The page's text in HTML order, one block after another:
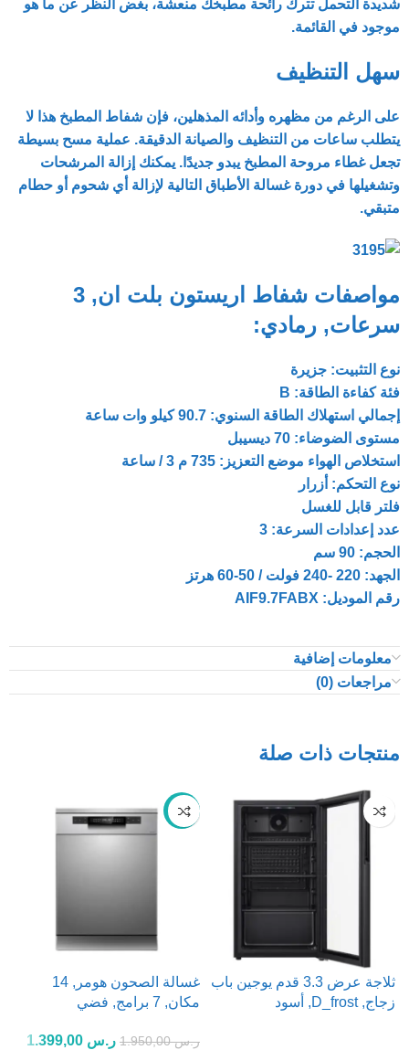
شديدة التحمل تترك رائحة مطبخك منعشة، بغض النظر عن ما هو
موجود في القائمة.
سهل التنظيف
على الرغم من مظهره وأدائه المذهلين، فإن شفاط المطبخ هذا لا
يتطلب ساعات من التنظيف والصيانة الدقيقة. عملية مسح بسيطة
تجعل غطاء مروحة المطبخ يبدو جديدًا. يمكنك إزالة المرشحات
وتشغيلها في دورة غسالة الأطباق التالية لإزالة أي شحوم أو حطام
متبقي.
مواصفات شفاط اريستون بلت ان, 3
سرعات, رمادي:
نوع التثبيت: جزيرة
فئة كفاءة الطاقة: B
إجمالي استهلاك الطاقة السنوي: 90.7 كيلو وات ساعة
مستوى الضوضاء: 70 ديسيبل
استخلاص الهواء موضع التعزيز: 735 م 3 / ساعة
نوع التحكم: أزرار
فلتر قابل للغسل
عدد إعدادات السرعة: 3
الحجم: 90 سم
الجهد: 220 -240 فولت / 50-60 هرتز
رقم الموديل: AIF9.7FABX
معلومات إضافية
مراجعات (0)
منتجات ذات صلة
ثلاجة عرض 3.3 قدم يوجين باب
زجاج, D_frost, أسود
-28%
غسالة الصحون هومر, 14
مكان, 7 برامج, فضي
ر.س1.950,00 ر.س